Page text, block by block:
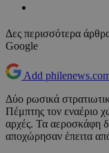
Δες περισσότερα
Google
Add
Δύο ρωσικά
Πέμπτης τον εναέριο
αρχές. Τα αεροσκάφη
αποχώρησαν έπειτα